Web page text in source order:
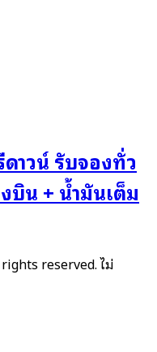
าวน์ รับจองทั่ว
บิน + น้ำมันเต็ม
reserved. ไม่